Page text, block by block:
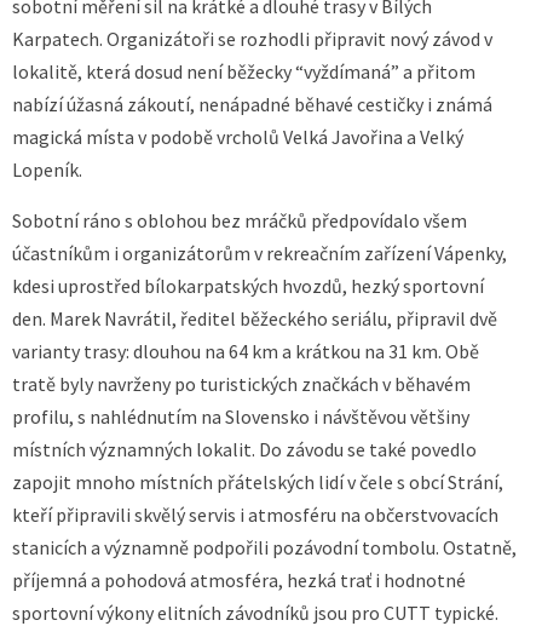
sobotní měření sil na krátké a dlouhé trasy v Bílých
Karpatech. Organizátoři se rozhodli připravit nový závod v
lokalitě, která dosud není běžecky “vyždímaná” a přitom
nabízí úžasná zákoutí, nenápadné běhavé cestičky i známá
magická místa v podobě vrcholů Velká Javořina a Velký
Lopeník.
Sobotní ráno s oblohou bez mráčků předpovídalo všem
účastníkům i organizátorům v rekreačním zařízení Vápenky,
kdesi uprostřed bílokarpatských hvozdů, hezký sportovní
den. Marek Navrátil, ředitel běžeckého seriálu, připravil dvě
varianty trasy: dlouhou na 64 km a krátkou na 31 km. Obě
tratě byly navrženy po turistických značkách v běhavém
profilu, s nahlédnutím na Slovensko i návštěvou většiny
místních významných lokalit. Do závodu se také povedlo
zapojit mnoho místních přátelských lidí v čele s obcí Strání,
kteří připravili skvělý servis i atmosféru na občerstvovacích
stanicích a významně podpořili pozávodní tombolu. Ostatně,
příjemná a pohodová atmosféra, hezká trať i hodnotné
sportovní výkony elitních závodníků jsou pro CUTT typické.